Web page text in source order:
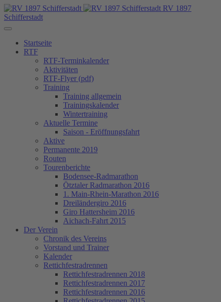
RV 1897
Schifferstadt
Startseite
RTF
RTF-Terminkalender
Aktivitäten
RTF-Flyer (pdf)
Training
Training allgemein
Trainingskalender
Wintertraining
Aktuelle Termine
Saison - Eröffnungsfahrt
Aktive
Permanente 2019
Routen
Tourenberichte
Bodensee-Radmarathon
Ötztaler Radmarathon 2016
1. Main-Rhein-Marathon 2016
Dreiländergiro 2016
Giro Hattersheim 2016
Aichach-Fahrt 2015
Der Verein
Chronik des Vereins
Vorstand und Trainer
Kalender
Rettichfestradrennen
Rettichfestradrennen 2018
Rettichfestradrennen 2017
Rettichfestradrennen 2016